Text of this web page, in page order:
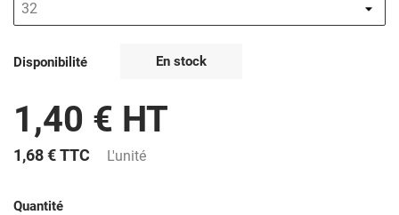
Disponibilité En stock
1,40 € HT
1,68 €TTC L'unité
Quantité